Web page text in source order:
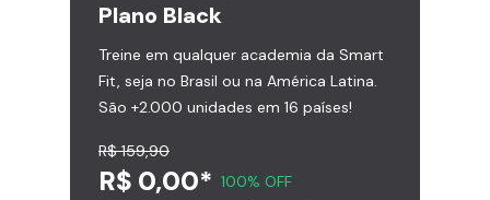
Plano Black
Treine em qualquer academia da Smart
Fit, seja no Brasil ou na América Latina.
São +2.000 unidades em 16 países!
R$ 159,90
R$ 0,00* 100% OFF